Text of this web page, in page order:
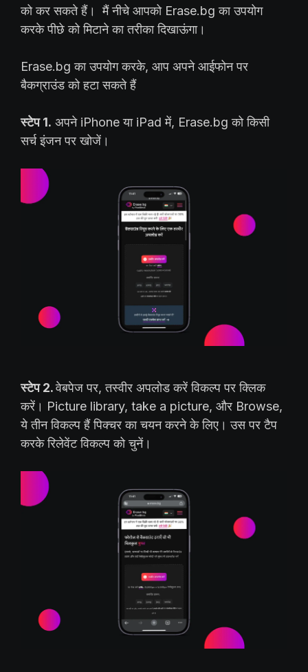
को कर सकते हैं। मैं नीचे आपको Erase.bg का उपयोग
करके पीछे को मिटाने का तरीका दिखाऊंगा।
Erase.bg का उपयोग करके, आप अपने आईफोन पर
बैकग्राउंड को हटा सकते हैं
स्टेप 1. अपने iPhone या iPad में, Erase.bg को किसी
सर्च इंजन पर खोजें।
स्टेप 2.वेबपेज पर, तस्वीर अपलोड करें विकल्प पर क्लिक
करें। Picture library, take a picture, और Browse,
ये तीन विकल्प हैं पिक्चर का चयन करने के लिए। उस पर टैप
करके रिलेवेंट विकल्प को चुनें।